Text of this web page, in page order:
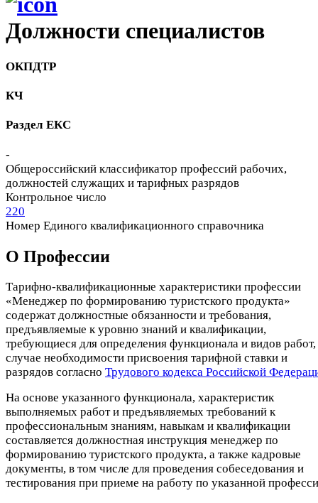
Должности cпециалистов
ОКПДТР
КЧ
Раздел ЕКС
-
Общероссийский классификатор профессий рабочих,
должностей служащих и тарифных разрядов
Контрольное число
220
Номер Единого квалификационного справочника
О Профеcсии
Тарифно-квалификационные характеристики профессии
«Менеджер по формированию туристского продукта»
содержат должностные обязанности и требования,
предъявляемые к уровню знаний и квалификации,
требующиеся для определения функционала и видов работ,
случае необходимости присвоения тарифной ставки и
разрядов согласно Трудового кодекса Российской
На основе указанного функционала, характеристик
выполняемых работ и предъявляемых требований к
профессиональным знаниям, навыкам и квалификации
составляется должностная инструкция менеджер по
формированию туристского продукта, а также кадровые
документы, в том числе для проведения собеседования и
тестирования при приеме на работу по указанной